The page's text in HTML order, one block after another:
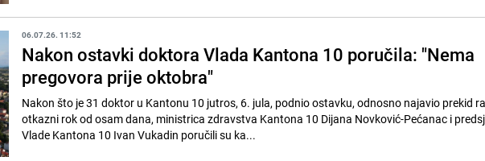
06.07.26. 11:52
Nakon ostavki doktora Vlada Kantona 10 poručila: "Nema
pregovora prije oktobra"
Nakon što je 31 doktor u Kantonu 10 jutros, 6. jula, podnio ostavku, odnosno najavio prekid
otkazni rok od osam dana, ministrica zdravstva Kantona 10 Dijana Novković-Pećanac i
Vlade Kantona 10 Ivan Vukadin poručili su ka...